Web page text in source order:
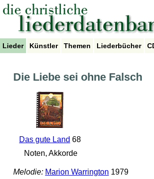
Lieder Künstler Themen Liederbücher
Die Liebe sei ohne Falsch
Das gute Land 68
Noten, Akkorde
Melodie: Marion Warrington 1979